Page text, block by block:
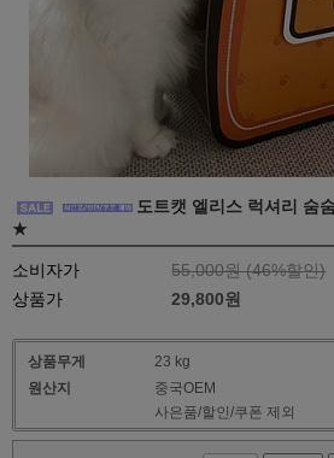
도트캣 엘리스 럭셔리 숨
★
소비자가 55,000원 (46%할인)
상품가
29,800원
상품무게
23 kg
원산지
중국OEM
사은품/할인/쿠폰 제외